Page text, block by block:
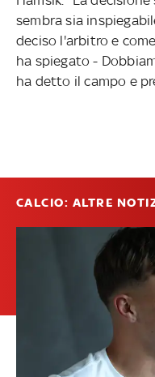
sembra sia
deciso l'arbitro e
ha spiegato -
ha detto il campo e
CALCIO: ALTRE